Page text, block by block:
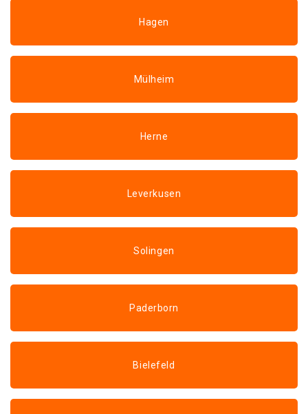
Hagen
Mülheim
Herne
Leverkusen
Solingen
Paderborn
Bielefeld